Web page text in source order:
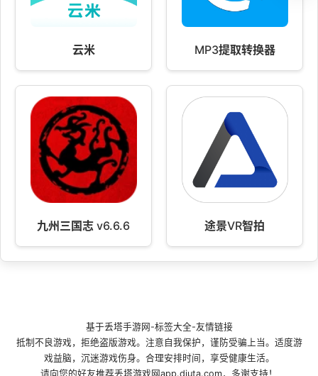
云米 MP3提取转换器
九州三国志 v6.6.6 途景VR智拍
基于丢塔手游网 -标签大全-友情链接
抵制不良游戏，拒绝盗版游戏。注意自我保护，谨防受骗上当。适度游
戏益脑，沉迷游戏伤身。合理安排时间，享受健康生活。
请向您的好友推荐丢塔游戏网app.diuta.com，多谢支持！